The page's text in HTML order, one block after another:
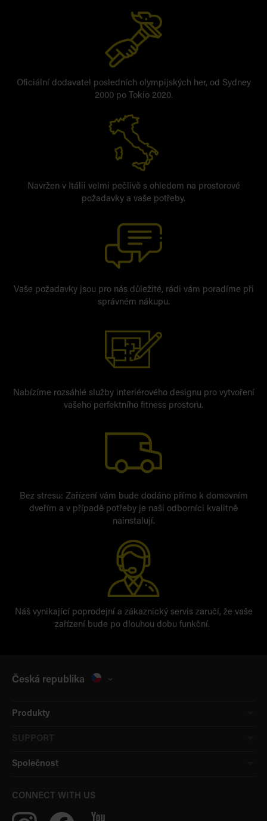
Oficiální dodavatel posledních olympijských her, od Sydney
2000 po Tokio 2020.
Navržen v Itálii velmi pečlivě s ohledem na prostorové
požadavky a vaše potřeby.
Vaše požadavky jsou pro nás důležité, rádi vám poradíme při
správném nákupu.
Nabízíme rozsáhlé služby interiérového designu pro vytvoření
vašeho perfektního fitness prostoru.
Bez stresu: Zařízení vám bude dodáno přímo k domovním
dveřím a v případě potřeby je naši odborníci kvalitně
nainstalují.
Náš vynikající poprodejní a zákaznický servis zaručí, že vaše
zařízení bude po dlouhou dobu funkční.
Česká republika
Produkty
Společnost
CONNECT WITH US